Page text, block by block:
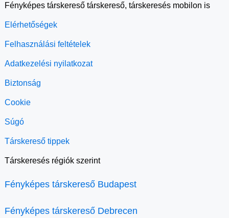
Fényképes társkereső társkereső, társkeresés mobilon is
Elérhetőségek
Felhasználási feltételek
Adatkezelési nyilatkozat
Biztonság
Cookie
Súgó
Társkereső tippek
Társkeresés régiók szerint
Fényképes társkereső Budapest
Fényképes társkereső Debrecen